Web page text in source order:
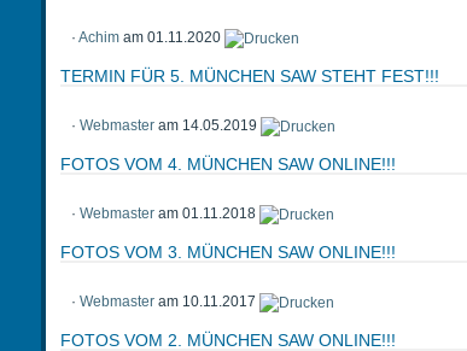
· Achim am 01.11.2020
TERMIN FÜR 5. MÜNCHEN SAW STEHT FEST!!!
· Webmaster am 14.05.2019
FOTOS VOM 4. MÜNCHEN SAW ONLINE!!!
· Webmaster am 01.11.2018
FOTOS VOM 3. MÜNCHEN SAW ONLINE!!!
· Webmaster am 10.11.2017
FOTOS VOM 2. MÜNCHEN SAW ONLINE!!!